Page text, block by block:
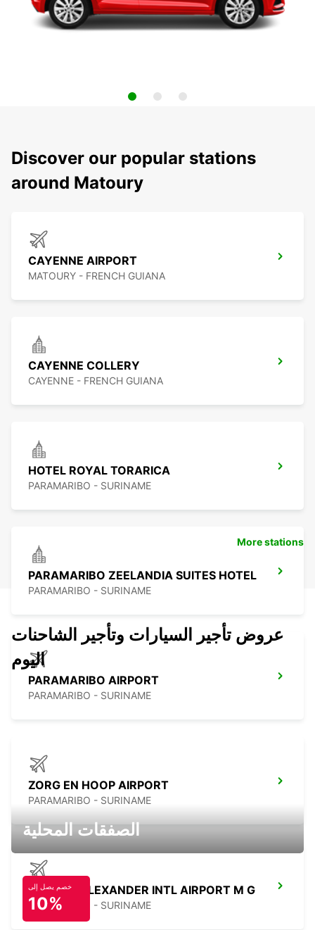
Discover our popular stations
around Matoury
CAYENNE AIRPORT
MATOURY - FRENCH GUIANA
CAYENNE COLLERY
CAYENNE - FRENCH GUIANA
HOTEL ROYAL TORARICA
PARAMARIBO - SURINAME
PARAMARIBO ZEELANDIA SUITES HOTEL
PARAMARIBO - SURINAME
PARAMARIBO AIRPORT
PARAMARIBO - SURINAME
ZORG EN HOOP AIRPORT
PARAMARIBO - SURINAME
EDUARD ALEXANDER INTL AIRPORT M G
PARAMARIBO - SURINAME
More stations
عروض تأجير السيارات وتأجير الشاحنات
اليوم
الصفقات المحلية
خصم يصل إلى
10%